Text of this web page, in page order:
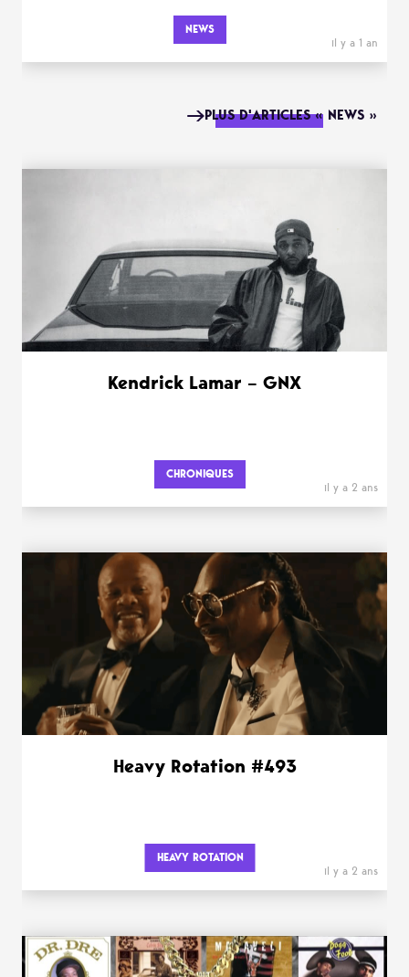
NEWS
il y a 1 an
PLUS D'ARTICLES « NEWS »
Kendrick Lamar – GNX
CHRONIQUES
il y a 2 ans
Heavy Rotation #493
HEAVY ROTATION
il y a 2 ans